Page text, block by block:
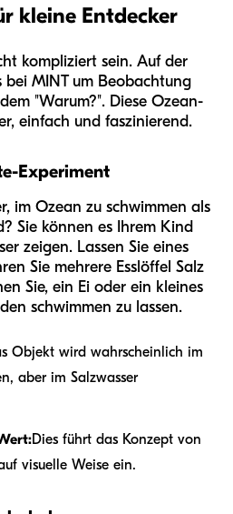
kleine Entdecker
kompliziert sein. Auf der
MINT um Beobachtung
"Warum?". Diese Ozean-
einfach und faszinierend.
Experiment
im Ozean zu schwimmen als
Sie können es Ihrem Kind
zeigen. Lassen Sie eines
Sie mehrere Esslöffel Salz
Sie, ein Ei oder ein kleines
schwimmen zu lassen.
Objekt wird wahrscheinlich im
aber im Salzwasser
Dies führt das Konzept von
visuelle Weise ein.